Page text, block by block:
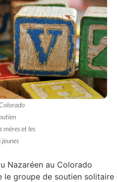
mères et les
Nazaréen au Colorado
le groupe de soutien solitaire